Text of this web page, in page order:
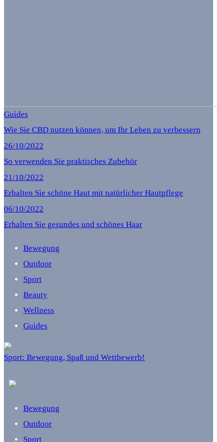
Guides
Wie Sie CBD nutzen können, um Ihr Leben zu verbessern
26/10/2022
So verwenden Sie praktisches Zubehör
21/10/2022
Erhalten Sie schöne Haut mit natürlicher Hautpflege
06/10/2022
Erhalten Sie gesundes und schönes Haar
Bewegung
Outdoor
Sport
Beauty
Wellness
Guides
Sport: Bewegung, Spaß und Wettbewerb!
Bewegung
Outdoor
Sport